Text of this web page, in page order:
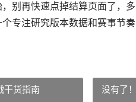
别再快速点掉结算页面了，
专注研究版本数据和赛事节
干货指南 没有了！